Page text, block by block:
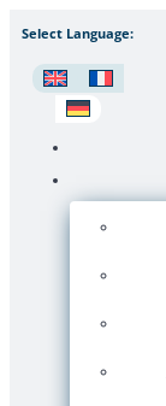
Select Language: